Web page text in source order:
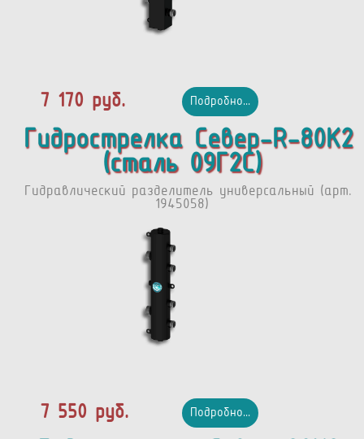
7 170 руб. Подробно...
Гидрострелка Север-R-80К2
(сталь 09Г2С)
Гидравлический разделитель универсальный (арт.
1945058)
7 550 руб. Подробно...